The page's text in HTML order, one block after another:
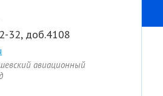
32, доб.4108
авиационный